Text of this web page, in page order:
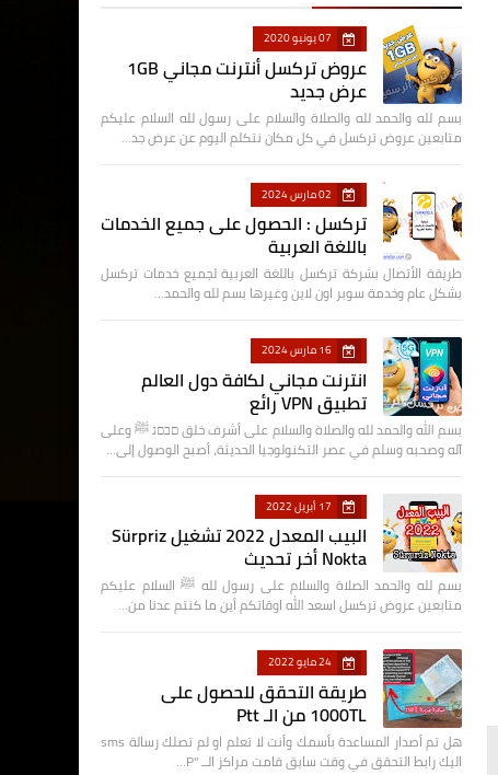
07 يونيو 2020
عروض تركسل أنترنت مجاني 1GB
عرض جديد
بسم لله والحمد لله والصلاة والسلام على رسول لله السلام عليكم
متابعين عروض تركسل في كل مكان نتكلم اليوم عن عرض جد…
02 مارس 2024
تركسل : الحصول على جميع الخدمات
باللغة العربية
طريقة الأتصال بشركة تركسل باللغة العربية لجميع خدمات تركسل
بشكل عام وخدمة سوبر اون لاين وغيرها بسم لله والحمد…
16 مارس 2024
انترنت مجاني لكافة دول العالم
تطبيق VPN رائع
بسم الله والحمد لله والصلاة والسلام على أشرف خلق םבםנ ﷺ وعلى
آله وصحبه وسلم في عصر التكنولوجيا الحديثة، أصبح الوصول إلى…
17 أبريل 2022
البيب المعدل 2022 تشغيل Sürpriz
Nokta أخر تحديث
بسم لله والحمد الصلاة والسلام على رسول لله ﷺ السلام عليكم
متابعين عروض تركسل اسعد الله اوقاتكم أين ما كنتم عدنا من…
24 مايو 2022
طريقة التحقق للحصول على
1000TL من الـ Ptt
هل تم أصدار المساعدة بأسمك وأنت لا تعلم او لم تصلك رسالة sms
اليك رابط التحقق في وقت سابق قامت مراكز الــ "P…